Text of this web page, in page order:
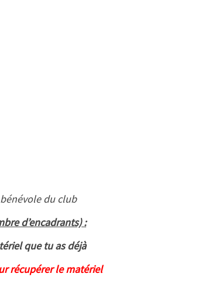
du club
d’encadrants) :
que tu as déjà
récupérer le matériel